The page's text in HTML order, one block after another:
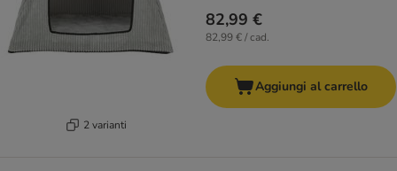
2 varianti
82,99 €
82,99 € / cad.
Aggiungi al carrello